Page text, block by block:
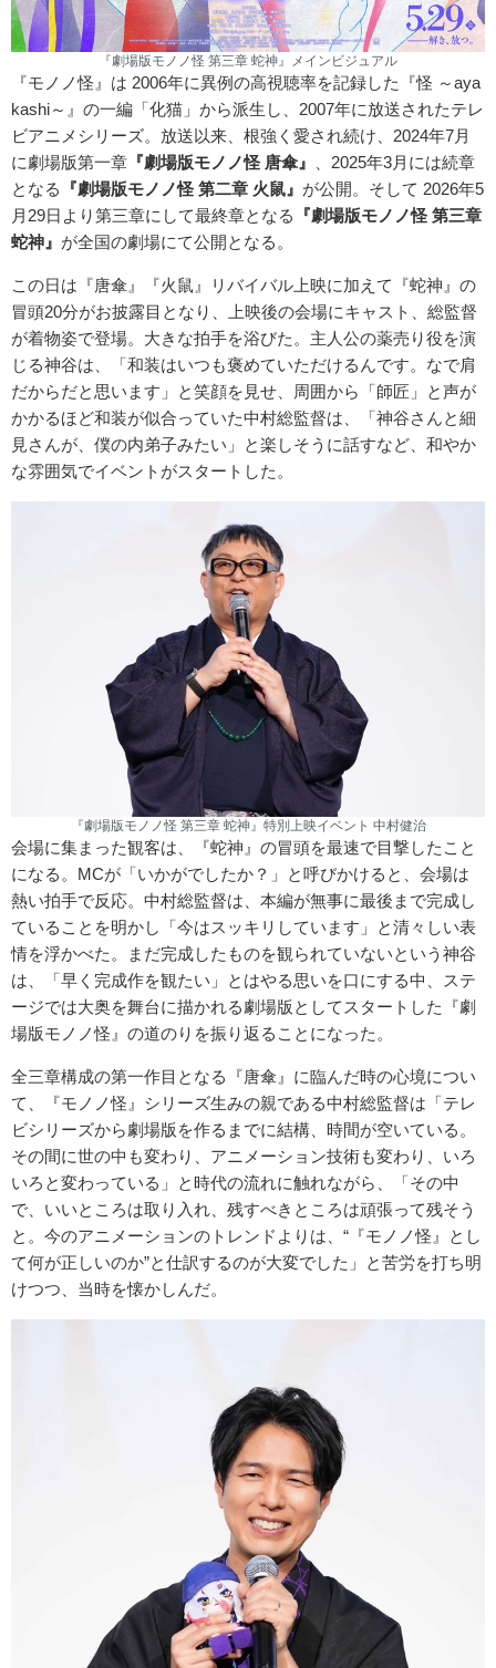
『劇場版モノノ怪 第三章 蛇神』メインビジュアル
『モノノ怪』は 2006年に異例の高視聴率を記録した『怪 ～aya
kashi～』の一編「化猫」から派生し、2007年に放送されたテレ
ビアニメシリーズ。放送以来、根強く愛され続け、2024年7月
に劇場版第一章 『劇場版モノノ怪 唐傘』
、2025年3月には続章
となる
『劇場版モノノ怪 第二章 火鼠』 が公開。そして 2026年5
月29日より第三章にして最終章となる
『劇場版モノノ怪 第三章
蛇神』 が全国の劇場にて公開となる。
この日は『唐傘』『火鼠』リバイバル上映に加えて『蛇神』の
冒頭20分がお披露目となり、上映後の会場にキャスト、総監督
が着物姿で登場。大きな拍手を浴びた。主人公の薬売り役を演
じる神谷は、「和装はいつも褒めていただけるんです。なで肩
だからだと思います」と笑顔を見せ、周囲から「師匠」と声が
かかるほど和装が似合っていた中村総監督は、「神谷さんと細
見さんが、僕の内弟子みたい」と楽しそうに話すなど、和やか
な雰囲気でイベントがスタートした。
『劇場版モノノ怪 第三章 蛇神』特別上映イベント 中村健治
会場に集まった観客は、『蛇神』の冒頭を最速で目撃したこと
になる。MCが「いかがでしたか？」と呼びかけると、会場は
熱い拍手で反応。中村総監督は、本編が無事に最後まで完成し
ていることを明かし「今はスッキリしています」と清々しい表
情を浮かべた。まだ完成したものを観られていないという神谷
は、「早く完成作を観たい」とはやる思いを口にする中、ステ
ージでは大奥を舞台に描かれる劇場版としてスタートした『劇
場版モノノ怪』の道のりを振り返ることになった。
全三章構成の第一作目となる『唐傘』に臨んだ時の心境につい
て、『モノノ怪』シリーズ生みの親である中村総監督は「テレ
ビシリーズから劇場版を作るまでに結構、時間が空いている。
その間に世の中も変わり、アニメーション技術も変わり、いろ
いろと変わっている」と時代の流れに触れながら、「その中
で、いいところは取り入れ、残すべきところは頑張って残そう
と。今のアニメーションのトレンドよりは、“『モノノ怪』とし
て何が正しいのか”と仕訳するのが大変でした」と苦労を打ち明
けつつ、当時を懐かしんだ。